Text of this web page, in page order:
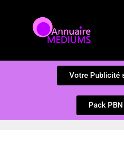
Votre Publicité
Pack PBN